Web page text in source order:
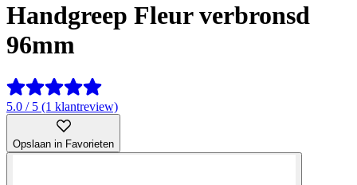
Handgreep Fleur verbronsd
96mm
5.0 / 5 (1 klantreview)
Opslaan in Favorieten